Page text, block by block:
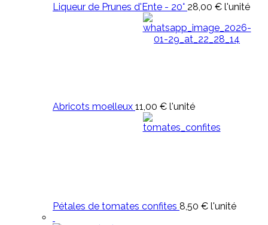
Liqueur de Prunes d'Ente - 20° 28,00 € l'unité
Abricots moelleux 11,00 € l'unité
Pétales de tomates confites 8,50 € l'unité